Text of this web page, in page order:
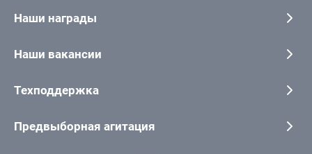
Наши награды
Наши вакансии
Техподдержка
Предвыборная агитация